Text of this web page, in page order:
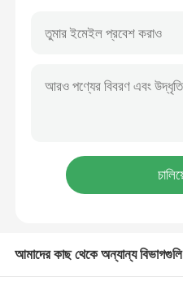
শীতল সিস্টেম
আমাদের কাছ থেকে অন্যান্য বিভাগগুলি